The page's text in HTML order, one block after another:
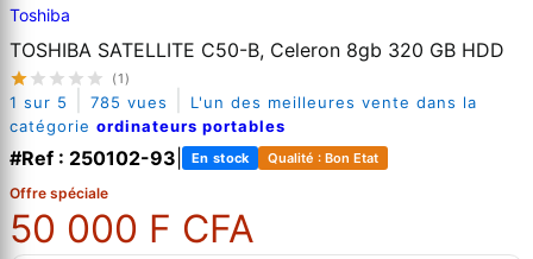
Toshiba
TOSHIBA SATELLITE C50-B, Celeron 8gb 320 GB HDD
(1)
1 sur 5 785 vues
L'un des meilleures vente dans la
catégorie ordinateurs portables
#Ref : 250102-93 En stock Qualité : Bon Etat
Offre spéciale
50 000 F CFA